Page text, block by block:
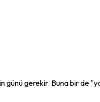
günü gerekir. Buna bir de